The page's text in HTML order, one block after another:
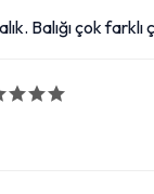
Balığı çok